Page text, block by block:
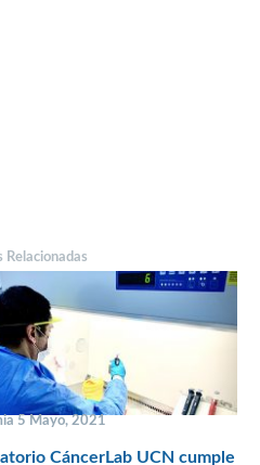
Relacionadas
5 Mayo, 2021
CáncerLab UCN cumple